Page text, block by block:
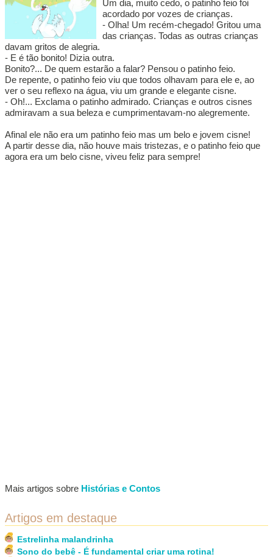
Um dia, muito cedo, o patinho feio foi
acordado por vozes de crianças.
- Olha! Um recém-chegado! Gritou uma
das crianças. Todas as outras crianças
davam gritos de alegria.
- E é tão bonito! Dizia outra.
Bonito?... De quem estarão a falar? Pensou o patinho feio.
De repente, o patinho feio viu que todos olhavam para ele e, ao
ver o seu reflexo na água, viu um grande e elegante cisne.
- Oh!... Exclama o patinho admirado. Crianças e outros cisnes
admiravam a sua beleza e cumprimentavam-no alegremente.
Afinal ele não era um patinho feio mas um belo e jovem cisne!
A partir desse dia, não houve mais tristezas, e o patinho feio que
agora era um belo cisne, viveu feliz para sempre!
Mais artigos sobre Histórias e Contos
Artigos em destaque
Estrelinha malandrinha
Sono do bebê - É fundamental criar uma rotina!